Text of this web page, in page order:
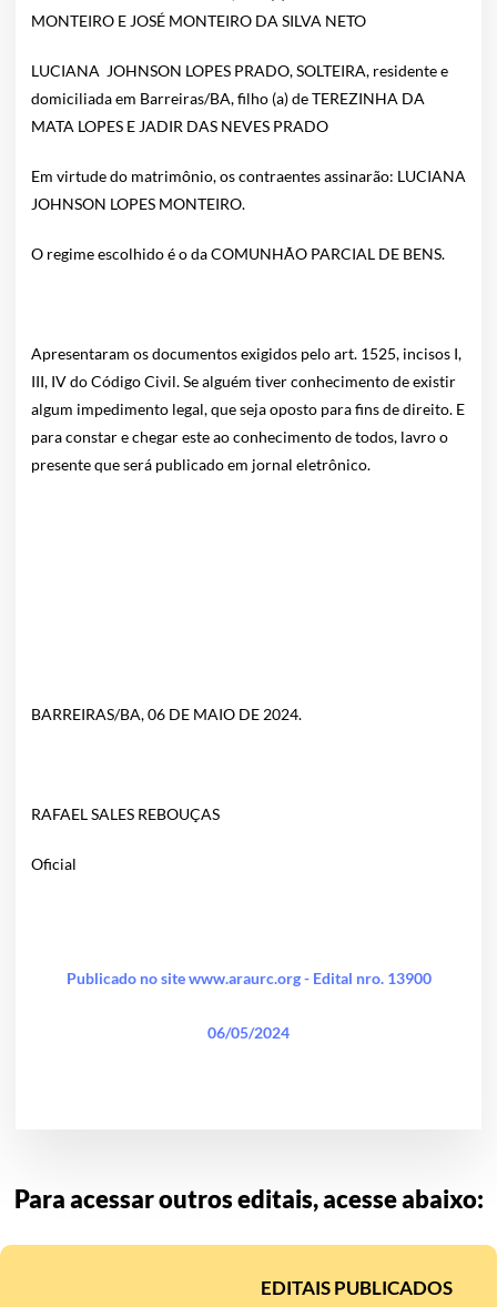
MONTEIRO E JOSÉ MONTEIRO DA SILVA NETO
LUCIANA JOHNSON LOPES PRADO, SOLTEIRA, residente e
domiciliada em Barreiras/BA, filho (a) de TEREZINHA DA
MATA LOPES E JADIR DAS NEVES PRADO
Em virtude do matrimônio, os contraentes assinarão: LUCIANA
JOHNSON LOPES MONTEIRO.
O regime escolhido é o da COMUNHÃO PARCIAL DE BENS.
Apresentaram os documentos exigidos pelo art. 1525, incisos I,
III, IV do Código Civil. Se alguém tiver conhecimento de existir
algum impedimento legal, que seja oposto para fins de direito. E
para constar e chegar este ao conhecimento de todos, lavro o
presente que será publicado em jornal eletrônico.
BARREIRAS/BA, 06 DE MAIO DE 2024.
RAFAEL SALES REBOUÇAS
Oficial
Publicado no site www.araurc.org - Edital nro. 13900
06/05/2024
Para acessar outros editais, acesse abaixo:
EDITAIS PUBLICADOS